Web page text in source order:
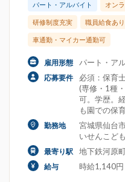
パート・アルバイト オン
研修制度充実 職員給食あり
車通勤・マイカー通勤可
雇用形態 パート・ア
応募要件
必須：保育
(専修・1種
可。学歴。
も園での保
勤務地
宮城県仙台
いせんこど
最寄り駅 地下鉄河原
給与 時給1,140